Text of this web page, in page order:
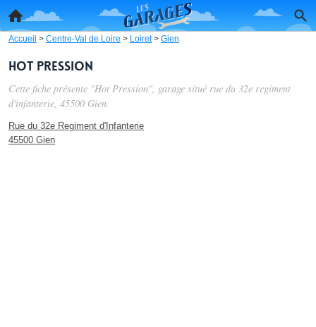
Accueil > Centre-Val de Loire > Loiret> Gien
Hot Pression
Cette fiche présente "Hot Pression", garage situé rue du 32e regiment
d'infanterie, 45500 Gien.
Rue du 32e Regiment d'Infanterie
45500 Gien